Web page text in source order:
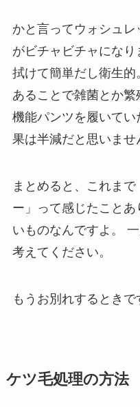
かと言ってウォシュ
がビチャビチャにな
拭けて簡単だし衛生
あることで雑菌とか繁
機能パンツを履いて
果は半減だと思いませ
まとめると、
これまで
ー」って感じたことあ
いものなんですよ。
考えてください。
もうお別れするときで
ケツ毛処理の方法